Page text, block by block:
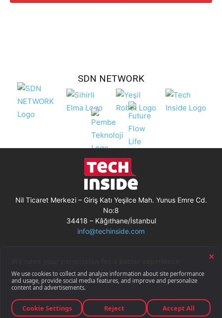
SDN NETWORK
Nil Ticaret Merkezi – Giriş Katı Yeşilce Mah. Yunus Emre Cd.
No:8
34418 – Kâğıthane/İstanbul
info@techinside.com
Gizlilik Bildirimi
RSS
© Techinside.com, İnternet Medyası